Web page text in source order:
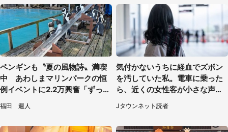
ペンギンも〝夏の風物詩〟満喫
中 あわしまマリンパークの恒
例イベントに2.2万興奮「ずっと
見てたい」
福田 週人
気付かないうちに経血でズボン
を汚していた私。電車に乗った
ら、近くの女性客が小さな声で
（千葉県・10代女性）
Jタウンネット読者